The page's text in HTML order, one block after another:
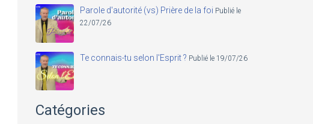
Parole d'autorité (vs) Prière de la foi Publié le
22/07/26
Te connais-tu selon l'Esprit ? Publié le 19/07/26
Catégories